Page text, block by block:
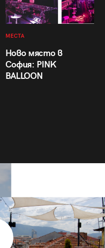
МЕСТА
Ново място в
София: PINK
BALLOON